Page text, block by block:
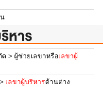
หาร
ด > ผู้ช่วยเลขาหรือเลขาผู้
> เลขาผู้บริหารด้านต่าง